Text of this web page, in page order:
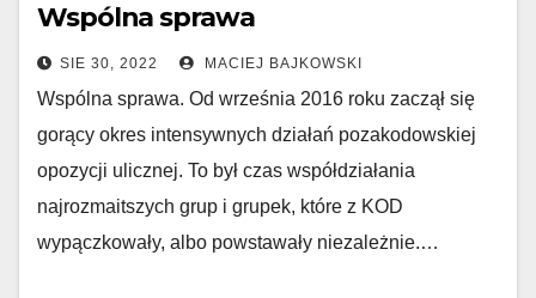
Wspólna sprawa
SIE 30, 2022 MACIEJ BAJKOWSKI
Wspólna sprawa. Od września 2016 roku zaczął się
gorący okres intensywnych działań pozakodowskiej
opozycji ulicznej. To był czas współdziałania
najrozmaitszych grup i grupek, które z KOD
wypączkowały, albo powstawały niezależnie.…